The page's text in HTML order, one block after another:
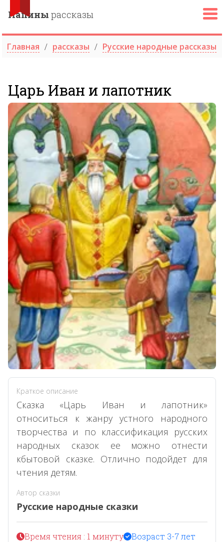
Папины рассказы
Главная рассказы Русские народные рассказы
Царь Иван и лапотник
Краткое описание
Сказка «Царь Иван и лапотник»
относиться к жанру устного народного
творчества и по классификация русских
народных сказок ее можно отнести
кбытовой сказке. Отлично подойдет для
чтения детям.
Автор сказки
Русские народные сказки
Время чтения : 1 минуту Возраст 3-7 лет